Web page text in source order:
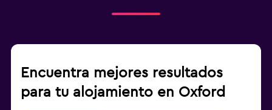
Encuentra mejores resultados
para tu alojamiento en Oxford